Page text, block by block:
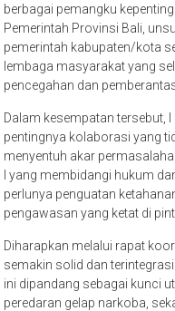
berbagai pemangku
Pemerintah Provinsi Bali,
pemerintah kabupaten/kota
lembaga masyarakat yang
pencegahan dan
Dalam kesempatan tersebut,
pentingnya kolaborasi yang
menyentuh akar
I yang membidangi hukum
perlunya penguatan
pengawasan yang ketat di
Diharapkan melalui rapat
semakin solid dan
ini dipandang sebagai kunci
peredaran gelap narkoba,